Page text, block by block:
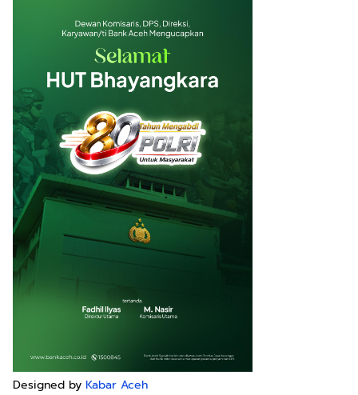
Designed by Kabar Aceh